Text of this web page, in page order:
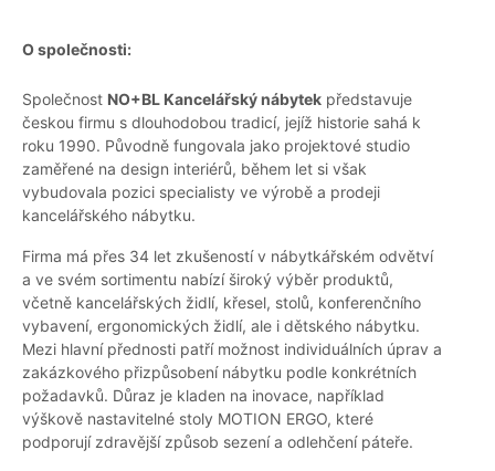
O společnosti:
Společnost NO+BL Kancelářský nábytek představuje
českou firmu s dlouhodobou tradicí, jejíž historie sahá k
roku 1990. Původně fungovala jako projektové studio
zaměřené na design interiérů, během let si však
vybudovala pozici specialisty ve výrobě a prodeji
kancelářského nábytku.
Firma má přes 34 let zkušeností v nábytkářském odvětví
a ve svém sortimentu nabízí široký výběr produktů,
včetně kancelářských židlí, křesel, stolů, konferenčního
vybavení, ergonomických židlí, ale i dětského nábytku.
Mezi hlavní přednosti patří možnost individuálních úprav a
zakázkového přizpůsobení nábytku podle konkrétních
požadavků. Důraz je kladen na inovace, například
výškově nastavitelné stoly MOTION ERGO, které
podporují zdravější způsob sezení a odlehčení páteře.